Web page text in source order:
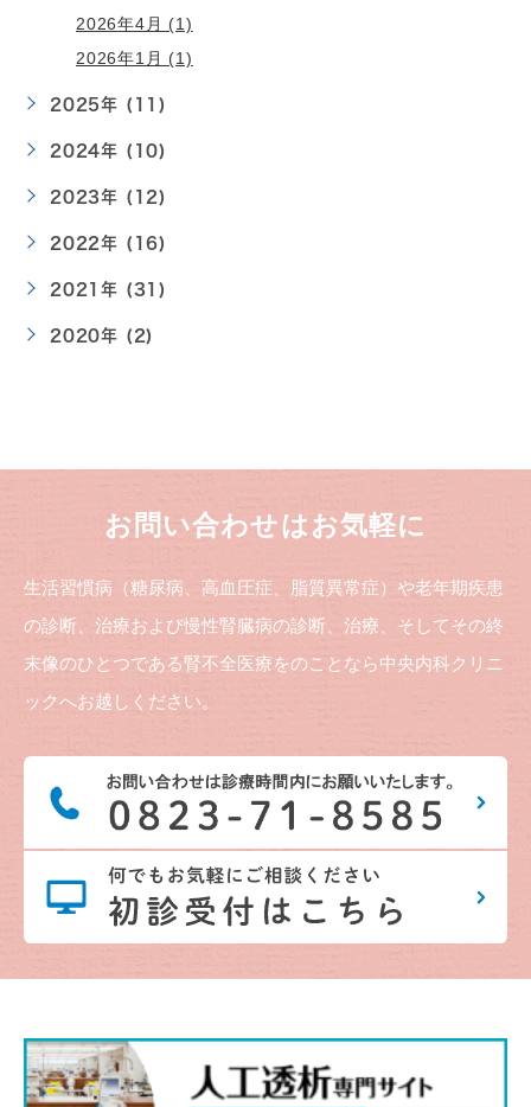
2026年4月 (1)
2026年1月 (1)
2025年 (11)
2024年 (10)
2023年 (12)
2022年 (16)
2021年 (31)
2020年 (2)
お問い合わせはお気軽に
生活習慣病（糖尿病、高血圧症、脂質異常症）や老年期疾患
の診断、治療および慢性腎臓病の診断、治療、そしてその終
末像のひとつである腎不全医療をのことなら中央内科クリニ
ックへお越しください。